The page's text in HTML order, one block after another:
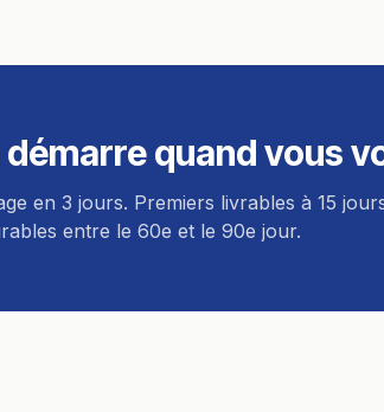
démarre quand vous
en 3 jours. Premiers livrables à 15
entre le 60e et le 90e jour.